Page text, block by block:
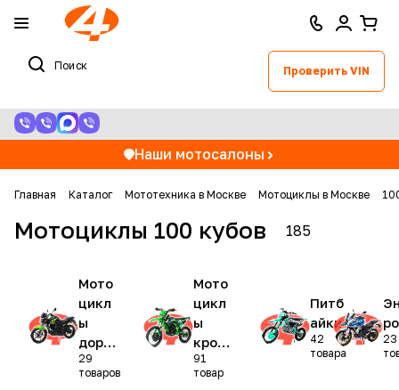
Проверить VIN
Наши мотосалоны
Главная Каталог Мототехника в Москве Мотоциклы в Москве
Мотоциклы 100 кубов 185
Мото
цикл
ы
доро
жные
29
товаров
Мото
цикл
ы
крос
совы
е
91
товар
Питб
айки
42
товара
ро
23